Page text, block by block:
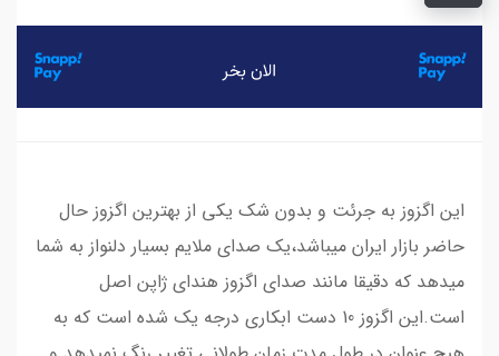
این اگزوز به جرئت و بدون شک یکی از بهترین اگزوز حال
حاضر بازار ایران میباشد،یک صدای ملایم بسیار دلنواز به شما
میدهد که دقیقا مانند صدای اگزوز هندای ژاپن اصل
است.این اگزوز 10 دست ابکاری درجه یک شده است که به